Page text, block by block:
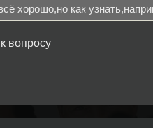
хорошо,но как
вопросу